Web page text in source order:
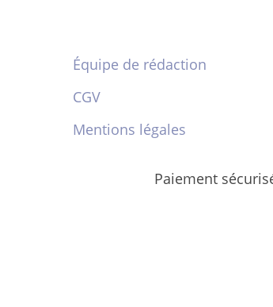
Équipe de rédaction
CGV
Mentions légales
Paiement